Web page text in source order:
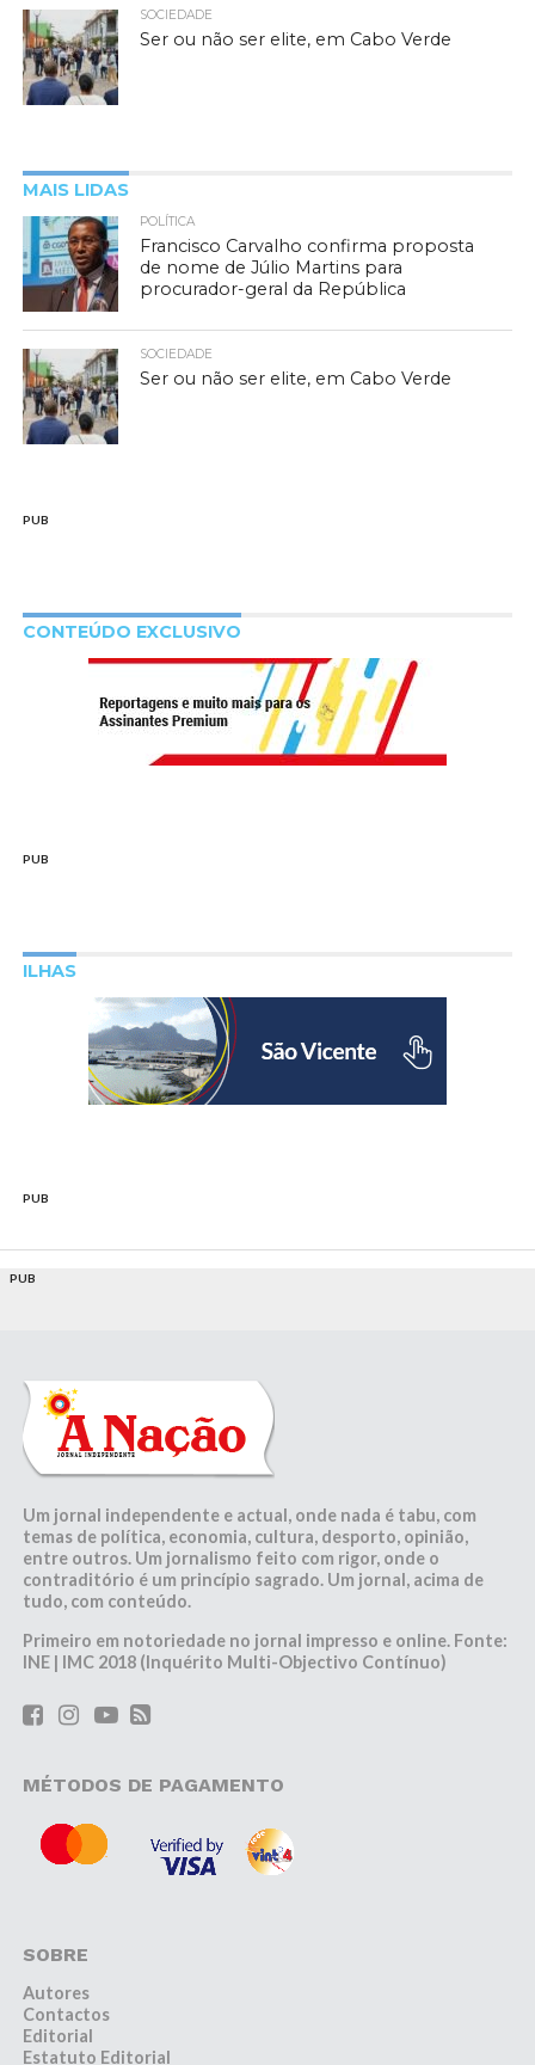
SOCIEDADE
Ser ou não ser elite, em Cabo Verde
MAIS LIDAS
POLÍTICA
Francisco Carvalho confirma proposta
de nome de Júlio Martins para
procurador-geral da República
SOCIEDADE
Ser ou não ser elite, em Cabo Verde
PUB
CONTEÚDO EXCLUSIVO
PUB
ILHAS
PUB
PUB
Um jornal independente e actual, onde nada é tabu, com
temas de política, economia, cultura, desporto, opinião,
entre outros. Um jornalismo feito com rigor, onde o
contraditório é um princípio sagrado. Um jornal, acima de
tudo, com conteúdo.
Primeiro em notoriedade no jornal impresso e online. Fonte:
INE | IMC 2018 (Inquérito Multi-Objectivo Contínuo)
MÉTODOS DE PAGAMENTO
SOBRE
Autores
Contactos
Editorial
Estatuto Editorial